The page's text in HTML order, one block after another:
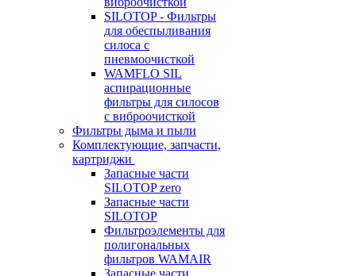
SILOTOP - Фильтры
для обеспыливания
силоса c
пневмоочисткой
WAMFLO SIL
аспирационные
фильтры для силосов
с виброочисткой
Фильтры дыма и пыли
Комплектующие, запчасти,
картриджи
Запасные части
SILOTOP zero
Запасные части
SILOTOP
Фильтроэлементы для
полигональных
фильтров WAMAIR
Запасные части